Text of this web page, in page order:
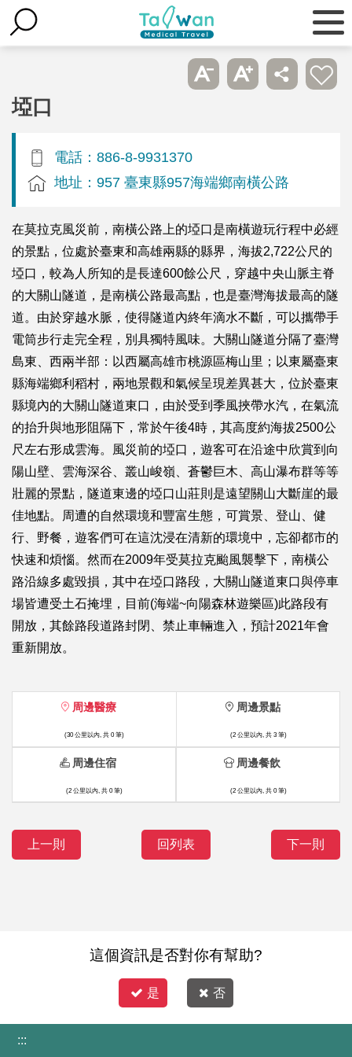
埡口
電話：886-8-9931370
地址：957 臺東縣957海端鄉南橫公路
在莫拉克風災前，南橫公路上的埡口是南橫遊玩行程中必經
的景點，位處於臺東和高雄兩縣的縣界，海拔2,722公尺的
埡口，較為人所知的是長達600餘公尺，穿越中央山脈主脊
的大關山隧道，是南橫公路最高點，也是臺灣海拔最高的隧
道。由於穿越水脈，使得隧道內終年滴水不斷，可以攜帶手
電筒步行走完全程，別具獨特風味。大關山隧道分隔了臺灣
島東、西兩半部：以西屬高雄市桃源區梅山里；以東屬臺東
縣海端鄉利稻村，兩地景觀和氣候呈現差異甚大，位於臺東
縣境內的大關山隧道東口，由於受到季風挾帶水汽，在氣流
的抬升與地形阻隔下，常於午後4時，其高度約海拔2500公
尺左右形成雲海。風災前的埡口，遊客可在沿途中欣賞到向
陽山壁、雲海深谷、叢山峻嶺、蒼鬱巨木、高山瀑布群等等
壯麗的景點，隧道東邊的埡口山莊則是遠望關山大斷崖的最
佳地點。周遭的自然環境和豐富生態，可賞景、登山、健
行、野餐，遊客們可在這沈浸在清新的環境中，忘卻都市的
快速和煩惱。然而在2009年受莫拉克颱風襲擊下，南橫公
路沿線多處毀損，其中在埡口路段，大關山隧道東口與停車
場皆遭受土石掩埋，目前(海端~向陽森林遊樂區)此路段有
開放，其餘路段道路封閉、禁止車輛進入，預計2021年會
重新開放。
周邊醫療
(30 公里以內, 共 0 筆)
周邊景點
(2 公里以內, 共 3 筆)
周邊住宿
(2 公里以內, 共 0 筆)
周邊餐飲
(2 公里以內, 共 0 筆)
上一則 回列表 下一則
這個資訊是否對你有幫助?
是 否
:::